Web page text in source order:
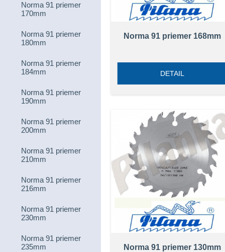
Norma 91 priemer
170mm
Norma 91 priemer
180mm
Norma 91 priemer
184mm
Norma 91 priemer
190mm
Norma 91 priemer
200mm
Norma 91 priemer
210mm
Norma 91 priemer
216mm
Norma 91 priemer
230mm
Norma 91 priemer
235mm
Norma 91 priemer 168mm
DETAIL
Norma 91 priemer 130mm